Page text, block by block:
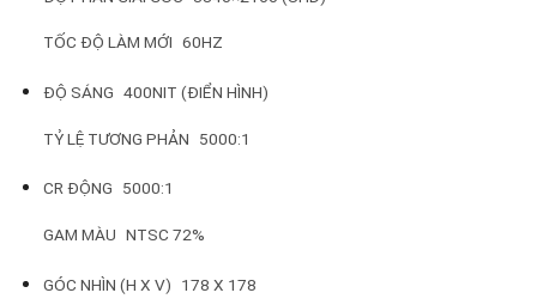
TỐC ĐỘ LÀM MỚI 60HZ
ĐỘ SÁNG 400NIT (ĐIỂN HÌNH)
TỶ LỆ TƯƠNG PHẢN 5000:1
CR ĐỘNG 5000:1
GAM MÀU NTSC 72%
GÓC NHÌN (H X V) 178 X 178